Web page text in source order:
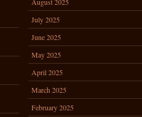
July 2025
June 2025
May 2025
April 2025
March 2025
February 2025